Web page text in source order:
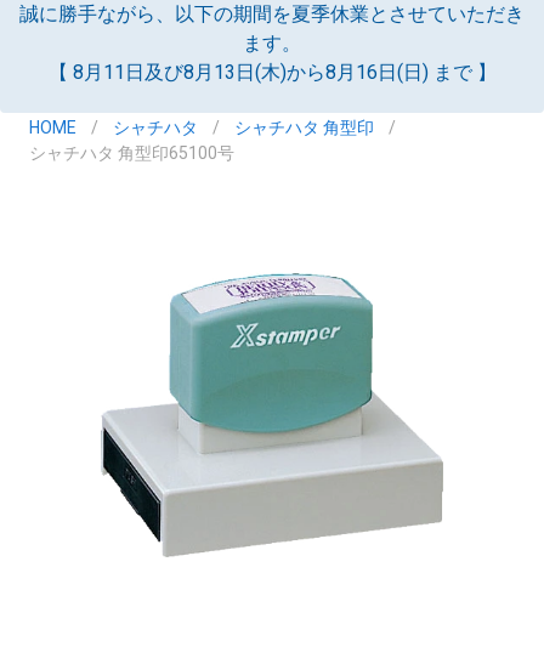
誠に勝手ながら、以下の期間を夏季休業とさせていただき
ます。
【 8月11日及び8月13日(木)から8月16日(日) まで 】
HOME / シャチハタ / シャチハタ 角型印
/
シャチハタ 角型印65100号